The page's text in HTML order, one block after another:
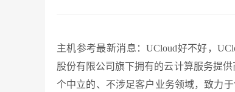
主机参考最新消息：UCloud好不好，
股份有限公司旗下拥有的云计算服务提
个中立的、不涉足客户业务领域，致力